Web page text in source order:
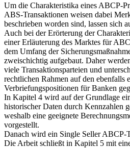
Um die Charakteristika eines ABCP-
ABS-Transaktionen weisen dabei
beschrieben worden sind, lassen sich
Auch bei der Erörterung der
einer Erläuterung des Marktes für
dem Umfang der
zweischichtig aufgebaut. Daher
viele Transaktionsparteien und
rechtlichen Rahmen auf den
Verbriefungspositionen für Banken
In Kapitel 4 wird auf der Grundlage
historischer Daten durch Kennzahlen
weshalb eine geeignete
vorgestellt.
Danach wird ein Single Seller ABCP-
Die Arbeit schließt in Kapitel 5 mit